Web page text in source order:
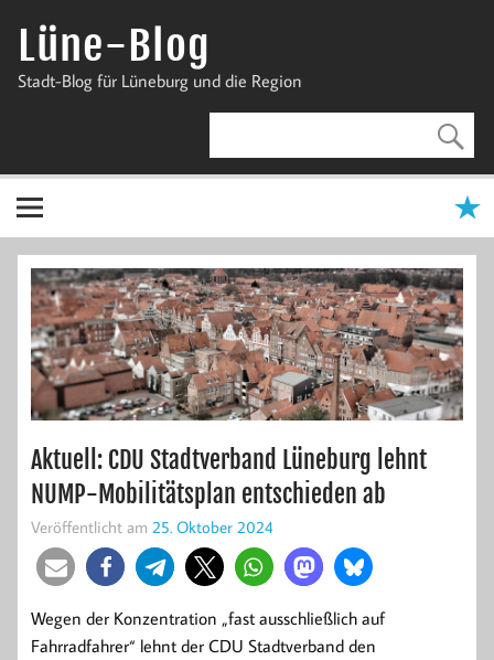
InhaltLüne-Blog
Stadt-Blog für Lüneburg und die Region
Aktuell: CDU Stadtverband Lüneburg lehnt
NUMP-Mobilitätsplan entschieden ab
Veröffentlicht am 25. Oktober 2024
Wegen der Konzentration „fast ausschließlich auf
Fahrradfahrer“ lehnt der CDU Stadtverband den